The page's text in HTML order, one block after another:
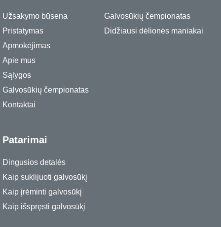
Užsakymo būsena
Pristatymas
Apmokėjimas
Apie mus
Sąlygos
Galvosūkių čempionatas
Kontaktai
Galvosūkių čempionatas
Didžiausi dėlionės maniakai
Patarimai
Dingusios detalės
Kaip suklijuoti galvosūkį
Kaip įrėminti galvosūkį
Kaip išspręsti galvosūkį